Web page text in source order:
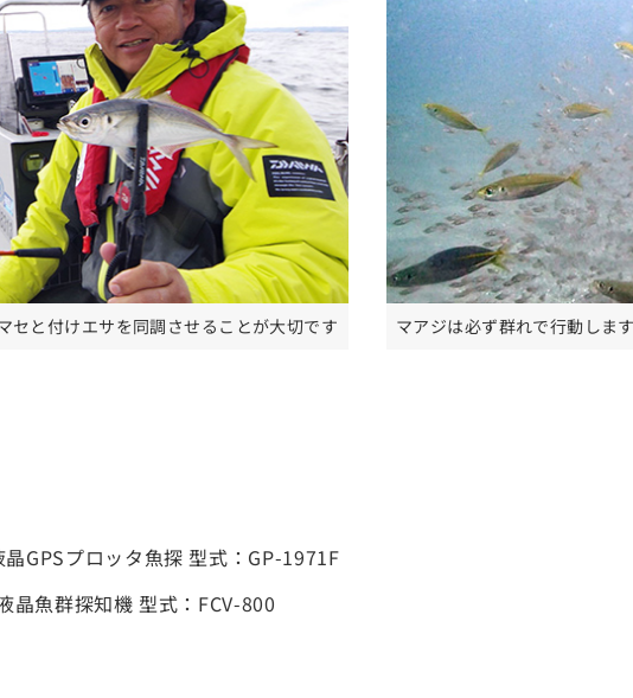
セと付けエサを同調させることが大切です マアジは必ず群れで行動しま
GPSプロッタ魚探 型式：GP-1971F
晶魚群探知機 型式：FCV-800